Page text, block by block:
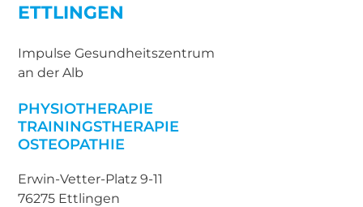
ETTLINGEN
Impulse Gesundheitszentrum
an der Alb
PHYSIOTHERAPIE
TRAININGSTHERAPIE
OSTEOPATHIE
Erwin-Vetter-Platz 9-11
76275 Ettlingen